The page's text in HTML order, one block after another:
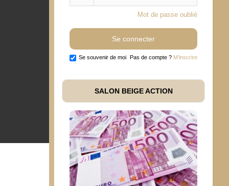
Mot de passe oublié
Se souvenir de moi Pas de compte ? M'inscrire
SALON BEIGE ACTION